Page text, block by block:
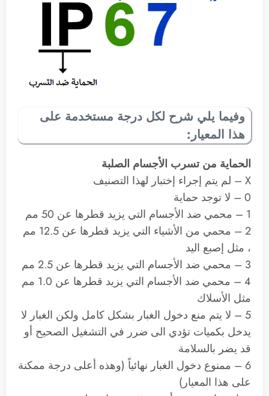
وفيما يلي شرح لكل درجة مستخدمة على
هذا المعيار:
الحماية من تسرب الأجسام الصلبة
X – لم يتم إجراء إختبار لهذا التصنيف
0 – لا توجد حماية
1 – محمي ضد الأجسام التي يزيد قطرها عن 50 مم
2 – محمي من الأشياء التي يزيد قطرها عن 12.5 مم
، مثل إصبع اليد
3 – محمي ضد الأجسام التي يزيد قطرها عن 2.5 مم
4 – محمي ضد الأجسام التي يزيد قطرها عن 1.0 مم
مثل الأسلاك
5 – لا يتم منع دخول الغبار بشكل كامل ولكن الغبار لا
يدخل بكميات تؤدي الى ضرر في التشغيل الصحيح أو
قد يضر بالسلامة
6 – ممنوع دخول الغبار نهائياً (وهذه أعلى درجة ممكنة
على هذا المعيار)